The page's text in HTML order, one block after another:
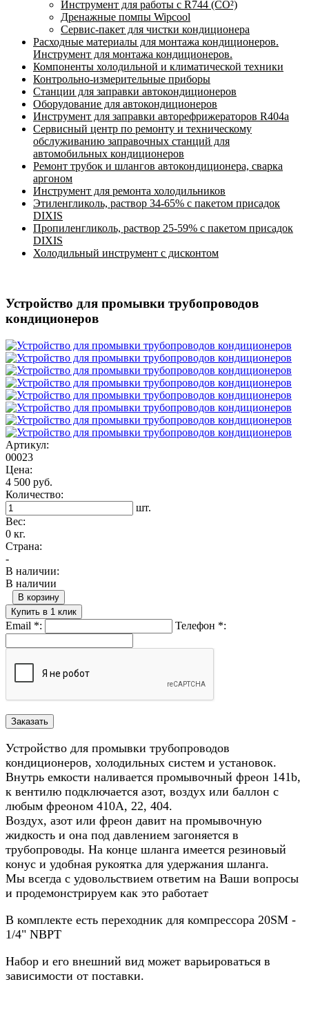
Инструмент для работы с R744 (CO²)
Дренажные помпы Wipcool
Сервис-пакет для чистки кондиционера
Расходные материалы для монтажа кондиционеров.
Инструмент для монтажа кондиционеров.
Компоненты холодильной и климатической техники
Контрольно-измерительные приборы
Станции для заправки автокондиционеров
Оборудование для автокондиционеров
Инструмент для заправки авторефрижераторов R404a
Сервисный центр по ремонту и техническому
обслуживанию заправочных станций для
автомобильных кондиционеров
Ремонт трубок и шлангов автокондиционера, сварка
аргоном
Инструмент для ремонта холодильников
Этиленгликоль, раствор 34-65% с пакетом присадок
DIXIS
Пропиленгликоль, раствор 25-59% с пакетом присадок
DIXIS
Холодильный инструмент с дисконтом
Устройство для промывки трубопроводов
кондиционеров
Артикул:
00023
Цена:
4 500 руб.
Количество:
шт.
Вес:
0 кг.
Страна:
-
В наличии:
В наличии
В корзину
Купить в 1 клик
Email *: Телефон *:
Устройство для промывки трубопроводов
кондиционеров, холодильных систем и установок.
Внутрь емкости наливается промывочный фреон 141b,
к вентилю подключается азот, воздух или баллон с
любым фреоном 410А, 22, 404.
Воздух, азот или фреон давит на промывочную
жидкость и она под давлением загоняется в
трубопроводы. На конце шланга имеется резиновый
конус и удобная рукоятка для удержания шланга.
Мы всегда с удовольствием ответим на Ваши вопросы
и продемонстрируем как это работает
В комплекте есть переходник для компрессора 20SM -
1/4" NBPT
Набор и его внешний вид может варьироваться в
зависимости от поставки.